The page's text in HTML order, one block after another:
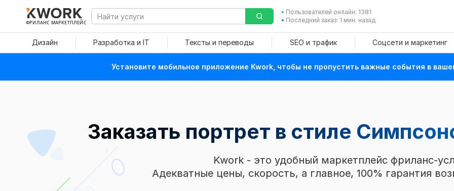
ФРИЛАНС МАРКЕТПЛЕЙС
Пользователей онлайн: 1381
Последний заказ: 1 мин. назад
Дизайн Разработка и IT Тексты и переводы SEO и трафик Соцсети и маркетинг
Установите мобильное приложение Kwork, чтобы не пропустить важные события в
Заказать портрет в стиле
Kwork - это удобный маркетплейс фриланс-
Адекватные цены, скорость, а главное, 100% гарантия